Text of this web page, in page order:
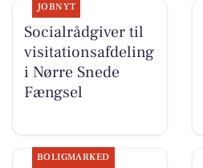
JOBNYT
Socialrådgiver til
visitationsafdeling
i Nørre Snede
Fængsel
BOLIGMARKED